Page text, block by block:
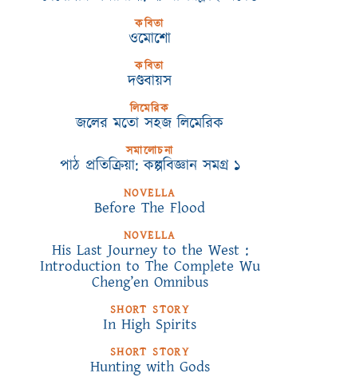
কবিতা
ওমোশো
কবিতা
দণ্ডবায়স
লিমেরিক
জলের মতো সহজ লিমেরিক
সমালোচনা
পাঠ প্রতিক্রিয়া: কল্পবিজ্ঞান সমগ্র ১
NOVELLA
Before The Flood
NOVELLA
His Last Journey to the West :
Introduction to The Complete Wu
Cheng’en Omnibus
SHORT STORY
In High Spirits
SHORT STORY
Hunting with Gods